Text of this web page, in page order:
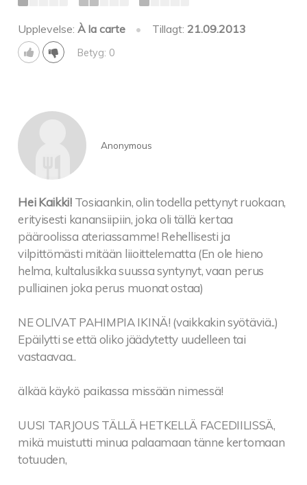
Upplevelse:À la carte • Tillagt: 21.09.2013
Betyg: 0
Anonymous
Hei Kaikki! Tosiaankin, olin todella pettynyt ruokaan,
erityisesti kanansiipiin, joka oli tällä kertaa
pääroolissa ateriassamme! Rehellisesti ja
vilpittömästi mitään liioittelematta (En ole hieno
helma, kultalusikka suussa syntynyt, vaan perus
pulliainen joka perus muonat ostaa)
NE OLIVAT PAHIMPIA IKINÄ! (vaikkakin syötäviä..)
Epäilytti se että oliko jäädytetty uudelleen tai
vastaavaa..
älkää käykö paikassa missään nimessä!
UUSI TARJOUS TÄLLÄ HETKELLÄ FACEDIILISSÄ,
mikä muistutti minua palaamaan tänne kertomaan
totuuden,